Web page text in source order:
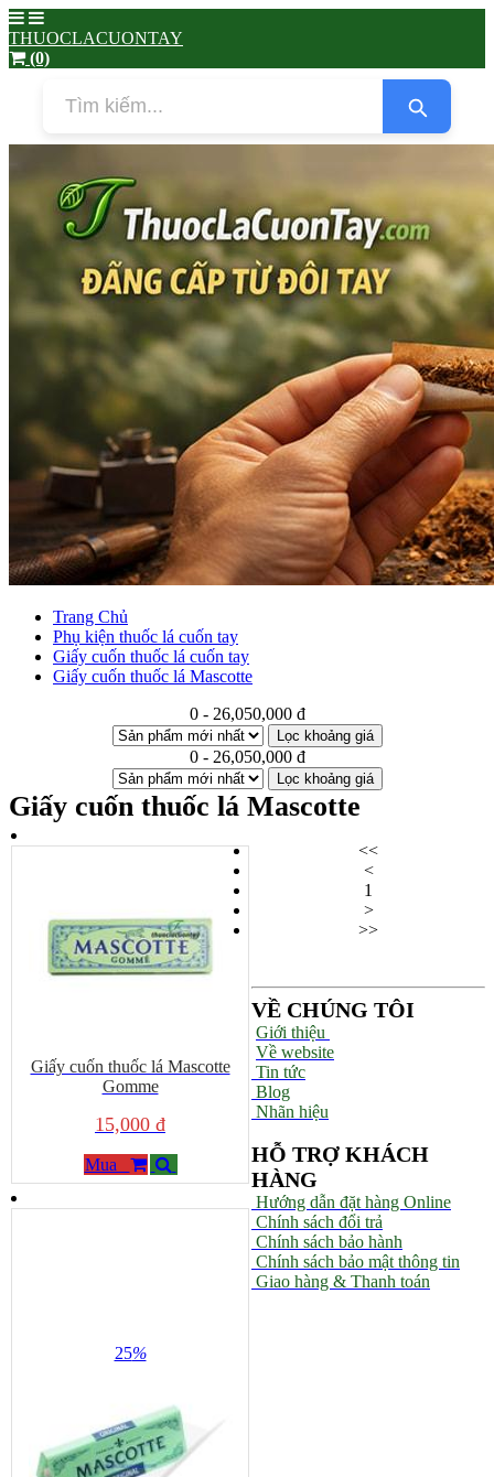
THUOCLACUONTAY
(0)
Trang Chủ
Phụ kiện thuốc lá cuốn tay
Giấy cuốn thuốc lá cuốn tay
Giấy cuốn thuốc lá Mascotte
0 - 26,050,000 đ
Lọc khoảng giá
0 - 26,050,000 đ
Lọc khoảng giá
Giấy cuốn thuốc lá Mascotte
Giấy cuốn thuốc lá Mascotte
Gomme
15,000 đ
Mua
25%
<<
<
1
>
>>
VỀ CHÚNG TÔI
Giới thiệu
Về website
Tin tức
Blog
Nhãn hiệu
HỖ TRỢ KHÁCH
HÀNG
Hướng dẫn đặt hàng Online
Chính sách đổi trả
Chính sách bảo hành
Chính sách bảo mật thông tin
Giao hàng & Thanh toán